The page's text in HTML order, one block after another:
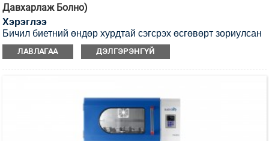
Давхарлаж Болно)
Хэрэглээ
Бичил биетний өндөр хурдтай сэгсрэх өсгөвөрт зориулсан
энэ нь хос моторт болон давхар сэгсрэх тавиуртай хэт
ягаан туяагаар ариутгах давхарлаж болох инкубатор
ЛАВЛАГАА ДЭЛГЭРЭНГҮЙ